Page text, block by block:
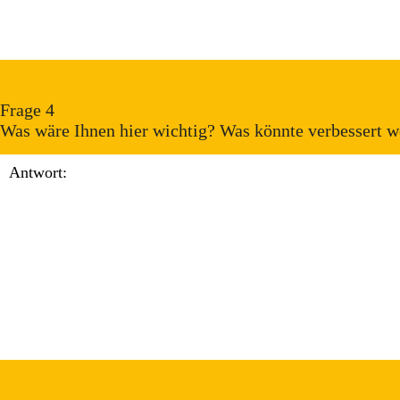
Frage 4
Was wäre Ihnen hier wichtig? Was könnte verbessert